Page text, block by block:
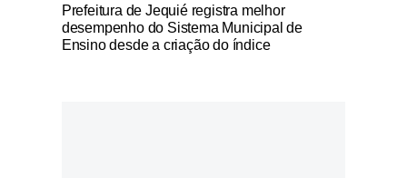
Notícias Católicas
Prefeitura de Jequié registra melhor
desempenho do Sistema Municipal de
Ensino desde a criação do índice